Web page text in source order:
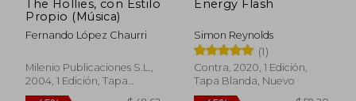
The Hollies, con Estilo
Propio (Música)
Fernando López Chaurri
Milenio Publicaciones S.L.,
2004, 1 Edición, Tapa
Blanda, Nuevo
Energy Flash
Simon Reynolds
(1)
Contra, 2020, 1 Edición,
Tapa Blanda, Nuevo